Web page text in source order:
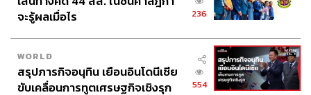
จะรู้ผลเมื่อไร
236
WORLD
สรุปภารกิจอนุทิน เยือนอินโดนีเซีย
ขับเคลื่อนการทูตเศรษฐกิจเชิงรุก
554